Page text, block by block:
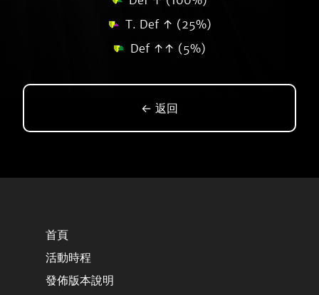
T. Def ↑ (25%)
Def ↑↑ (5%)
← 返回
首頁
活動時程
發佈版本說明